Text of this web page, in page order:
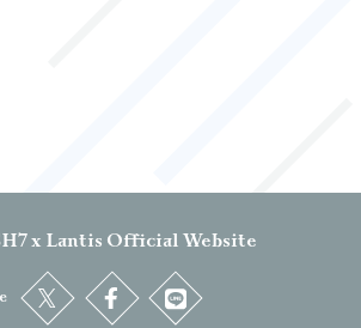
x Lantis Official Website